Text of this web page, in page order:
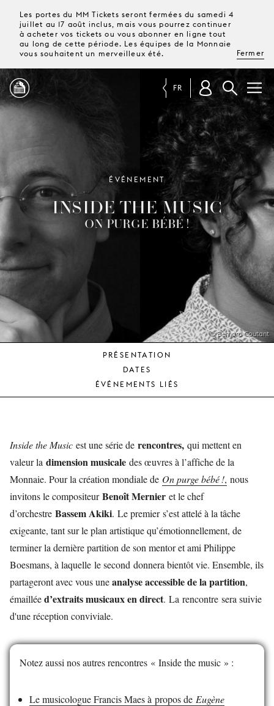
Les portes du MM Tickets seront fermées du samedi 4
juillet au 17 août inclus, mais vous pourrez continuer
à acheter vos tickets ou vous abonner en ligne tout
au long de cette période. Les équipes de la Monnaie
vous souhaitent un merveilleux été.
Fermer
PROGRAMME
MAGAZINE
TICKETS &
ABONNEMENTS
LA
MONNAIE
SOUTENIR
FR
© Bernard Coutant
ÉVÉNEMENT
INSIDE THE MUSIC
ON PURGE BÉBÉ !
PRÉSENTATION
DATES
ÉVÉNEMENTS LIÉS
Inside the Music est une série de rencontres, qui mettent en
valeur la dimension musicale des œuvres à l’affiche de la
Monnaie. Pour la création mondiale de On purge bébé !, nous
invitons le compositeurBenoît Mernier et le chef
d’orchestre Bassem Akiki. Le premier s’est attelé à la tâche
exigeante, tant sur le plan artistique qu’émotionnellement, de
terminer la dernière partition de son mentor et ami Philippe
Boesmans, à laquelle le second donnera bientôt vie. Ensemble, ils
partageront avec vous uneanalyse accessible de la partition,
émailléed’extraits musicaux en direct. La rencontre sera suivie
d'une réception conviviale.
Notez aussi nos autres rencontres « Inside the music » :
Le musicologue Francis Maes à propos de Eugène